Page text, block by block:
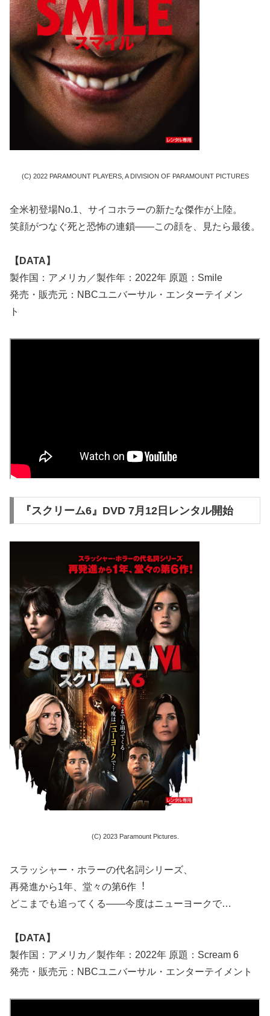
(C) 2022 PARAMOUNT PLAYERS, A DIVISION OF PARAMOUNT PICTURES
全⽶初登場No.1、サイコホラーの新たな傑作が上陸。
笑顔がつなぐ死と恐怖の連鎖――この顔を、⾒たら最後。
【DATA】
製作国：アメリカ／製作年：2022年 原題：Smile
発売・販売元：NBCユニバーサル・エンターテイメン
ト
『スクリーム6』DVD 7⽉12⽇レンタル開始
(C) 2023 Paramount Pictures.
スラッシャー・ホラーの代名詞シリーズ、
再発進から1年、堂々の第6作︕
どこまでも追ってくる――今度はニューヨークで…
【DATA】
製作国：アメリカ／製作年：2022年 原題：Scream 6
発売・販売元：NBCユニバーサル・エンターテイメント